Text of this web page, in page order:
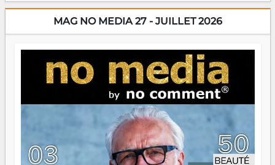
dorment vraiment la nuit. En culture, les nouvelles sont
encore meilleures. Aina Rasamoelina vient de décrocher le
Prix RFI Instrumental Afrique. Miangaly Elia rafle le Prix
jeunes qui tiennent la torche. Alors oui, on pourrait
s'arrêter là, applaudir et rentrer chez soi satisfait. Mais ce
serait passer à côté d'une chose essentielle. La fougue, ça
brûle fort — et parfois, ça brûle vite. Une flamme sans
direction peut éclairer autant qu'elle peut consumer. C'est
là que les aînés entrent en scène — pas pour reprendre le
gouvernail, mais pour montrer où sont les récifs. Les jeunes
ont la force, les vieux ont l'expérience, comme on dit. Ce
n'est pas un combat de générations — c'est une question
d'équipage. Partagez vos réussites, mais aussi vos échecs.
Surtout vos échecs, d'ailleurs — ils enseignent mieux que
MAG NO MEDIA 27 - JUILLET 2026